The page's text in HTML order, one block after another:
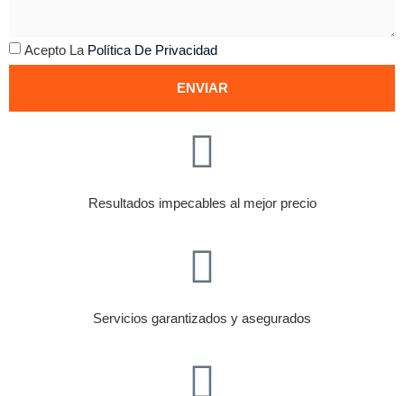
Acepto La Política De Privacidad
ENVIAR
Resultados impecables al mejor precio
Servicios garantizados y asegurados